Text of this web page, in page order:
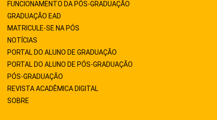
FUNCIONAMENTO DA PÓS-GRADUAÇÃO
GRADUAÇÃO EAD
MATRICULE-SE NA PÓS
NOTÍCIAS
PORTAL DO ALUNO DE GRADUAÇÃO
PORTAL DO ALUNO DE PÓS-GRADUAÇÃO
PÓS-GRADUAÇÃO
REVISTA ACADÊMICA DIGITAL
SOBRE